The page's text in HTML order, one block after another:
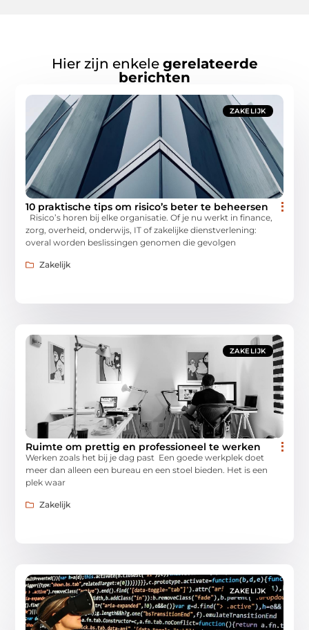
Hier zijn enkele gerelateerde
berichten
ZAKELIJK
10 praktische tips om risico’s beter te beheersen
Risico’s horen bij elke organisatie. Of je nu werkt in finance,
zorg, overheid, onderwijs, IT of zakelijke dienstverlening:
overal worden beslissingen genomen die gevolgen
Zakelijk
ZAKELIJK
Ruimte om prettig en professioneel te werken
Werken zoals het bij je dag past Een goede werkplek doet
meer dan alleen een bureau en een stoel bieden. Het is een
plek waar
Zakelijk
ZAKELIJK